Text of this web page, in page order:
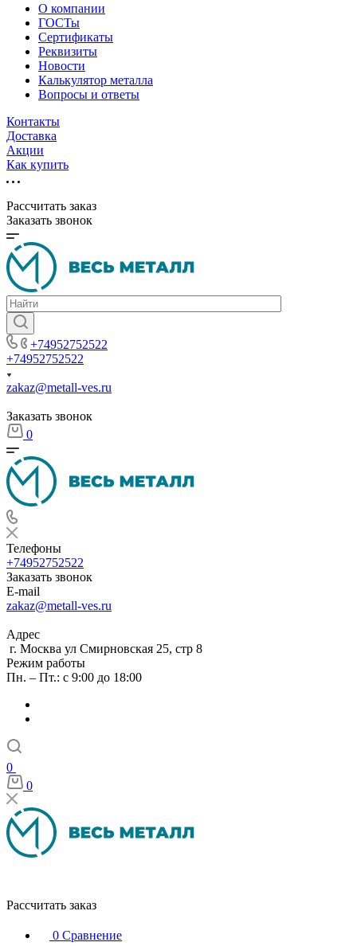
О компании
ГОСТы
Сертификаты
Реквизиты
Новости
Калькулятор металла
Вопросы и ответы
Контакты
Доставка
Акции
Как купить
Рассчитать заказ
Заказать звонок
+74952752522
+74952752522
zakaz@metall-ves.ru
Заказать звонок
0
Телефоны
+74952752522
Заказать звонок
E-mail
zakaz@metall-ves.ru
Адрес
г. Москва ул Смирновская 25, стр 8
Режим работы
Пн. – Пт.: с 9:00 до 18:00
0
0
Рассчитать заказ
0 Сравнение